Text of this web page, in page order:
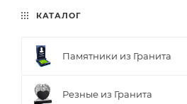
КАТАЛОГ
Памятники из Гранита
Резные из Гранита